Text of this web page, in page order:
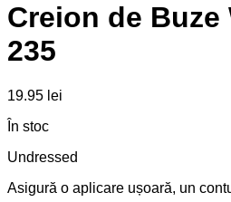
Creion de
235
19.95 lei
În stoc
Undressed
Asigură o aplicare ușoară, un